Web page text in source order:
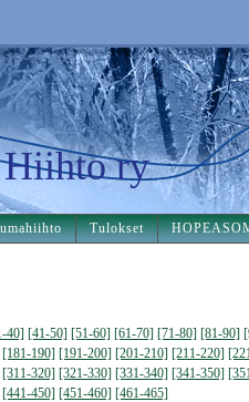
Hiihto ry
Tulokset
40] [41-50] [51-60] [61-70] [71-80] [81-90]
[181-190] [191-200] [201-210] [211-220]
[311-320] [321-330] [331-340] [341-350]
[441-450] [451-460] [461-465]